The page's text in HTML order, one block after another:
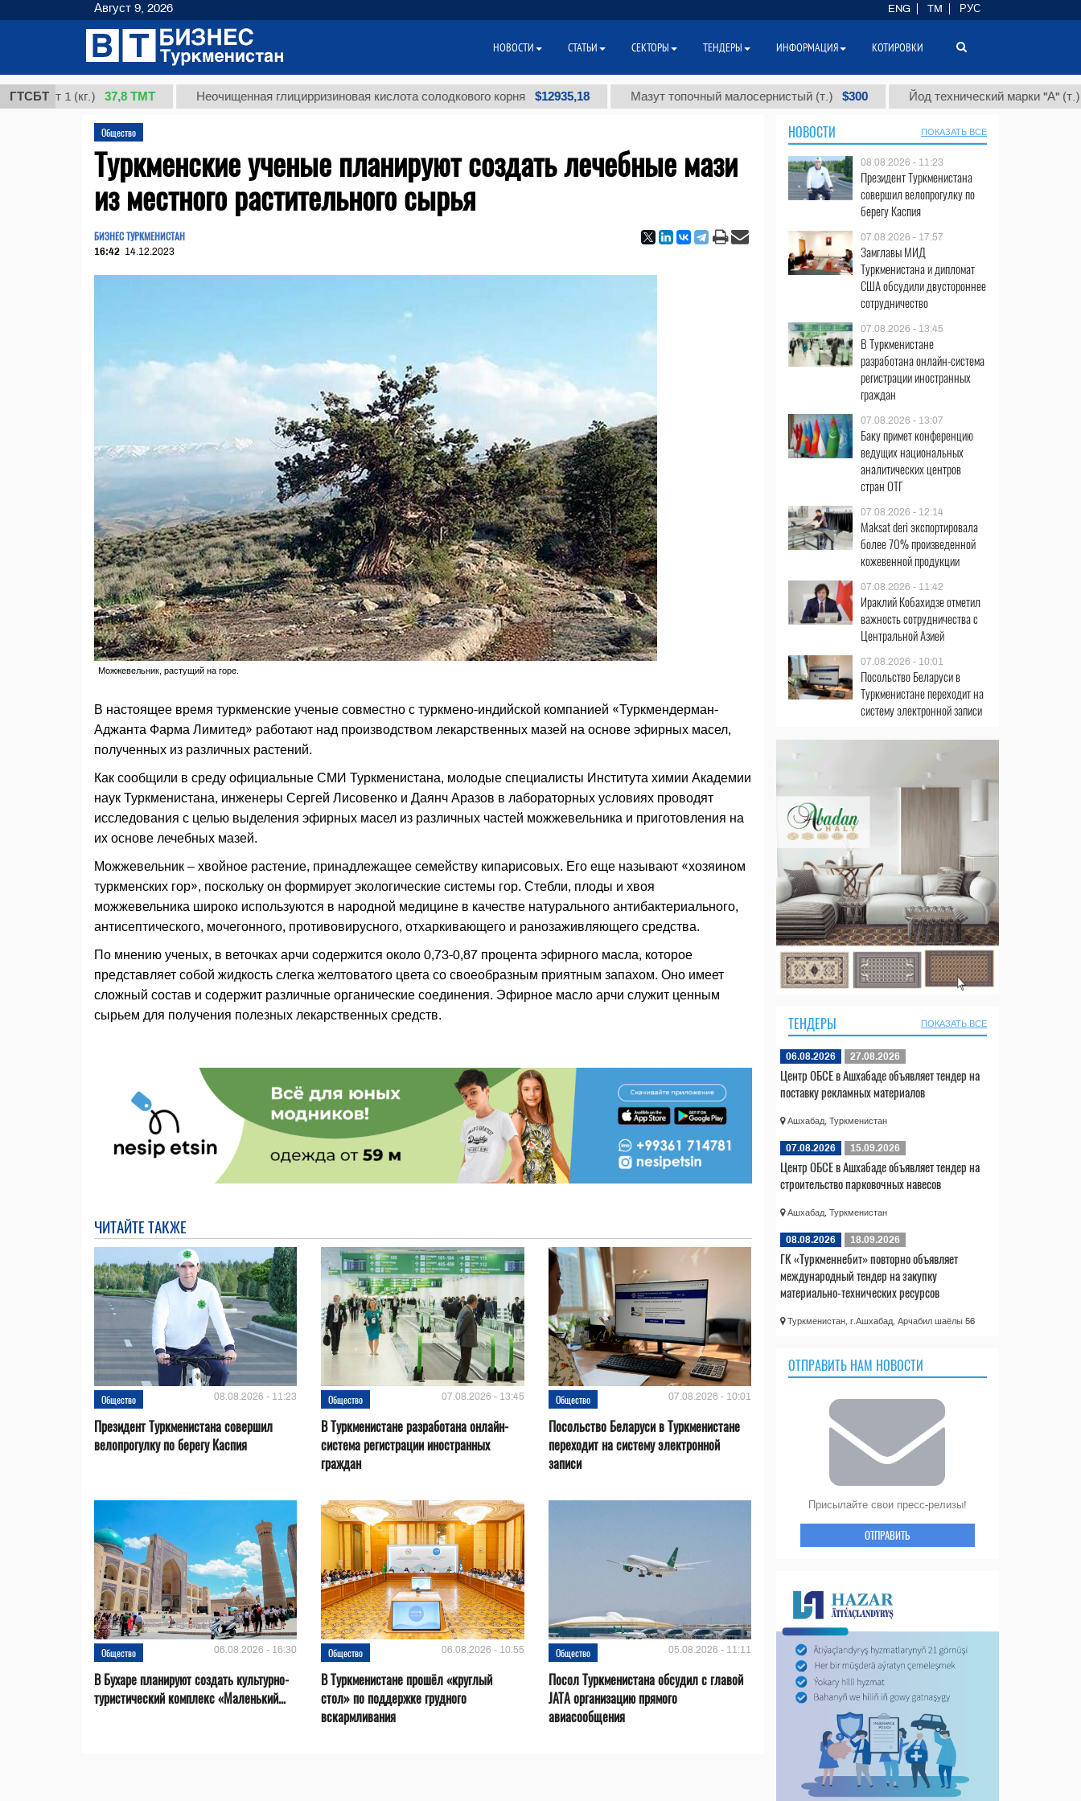
ГТСБТ
1 (кг.) 37,8 ТМТ Неочищенная глицирризиновая кислота солодкового корня $12935,18 Мазут топочный малосернистый (т.) $300 Йод технический марки "А" (т.) $86
Общество
Туркменские ученые планируют создать лечебные мази
из местного растительного сырья
БИЗНЕС ТУРКМЕНИСТАН
16:42 14.12.2023
Можжевельник, растущий на горе.
В настоящее время туркменские ученые совместно с туркмено-индийской компанией «Туркмендерман-
Аджанта Фарма Лимитед» работают над производством лекарственных мазей на основе эфирных масел,
полученных из различных растений.
Как сообщили в среду официальные СМИ Туркменистана, молодые специалисты Института химии Академии
наук Туркменистана, инженеры Сергей Лисовенко и Даянч Аразов в лабораторных условиях проводят
исследования с целью выделения эфирных масел из различных частей можжевельника и приготовления на
их основе лечебных мазей.
Можжевельник – хвойное растение, принадлежащее семейству кипарисовых. Его еще называют «хозяином
туркменских гор», поскольку он формирует экологические системы гор. Стебли, плоды и хвоя
можжевельника широко используются в народной медицине в качестве натурального антибактериального,
антисептического, мочегонного, противовирусного, отхаркивающего и ранозаживляющего средства.
По мнению ученых, в веточках арчи содержится около 0,73-0,87 процента эфирного масла, которое
представляет собой жидкость слегка желтоватого цвета со своеобразным приятным запахом. Оно имеет
сложный состав и содержит различные органические соединения. Эфирное масло арчи служит ценным
сырьем для получения полезных лекарственных средств.
ЧИТАЙТЕ ТАКЖЕ
Общество 08.08.2026 - 11:23
Президент Туркменистана совершил
велопрогулку по берегу Каспия
Общество 07.08.2026 - 13:45
В Туркменистане разработана онлайн-
система регистрации иностранных
граждан
Общество 07.08.2026 - 10:01
Посольство Беларуси в Туркменистане
переходит на систему электронной
записи
Общество 06.08.2026 - 16:30
В Бухаре планируют создать культурно-
туристический комплекс «Маленький...
Общество 06.08.2026 - 10:55
В Туркменистане прошёл «круглый
стол» по поддержке грудного
вскармливания
Общество 05.08.2026 - 11:11
Посол Туркменистана обсудил с главой
JATA организацию прямого
авиасообщения
НОВОСТИ ПОКАЗАТЬ ВСЕ
08.08.2026 - 11:23
Президент Туркменистана
совершил велопрогулку по
берегу Каспия
07.08.2026 - 17:57
Замглавы МИД
Туркменистана и дипломат
США обсудили двустороннее
сотрудничество
07.08.2026 - 13:45
В Туркменистане
разработана онлайн-система
регистрации иностранных
граждан
07.08.2026 - 13:07
Баку примет конференцию
ведущих национальных
аналитических центров
стран ОТГ
07.08.2026 - 12:14
Maksat deri экспортировала
более 70% произведенной
кожевенной продукции
07.08.2026 - 11:42
Ираклий Кобахидзе отметил
важность сотрудничества с
Центральной Азией
07.08.2026 - 10:01
Посольство Беларуси в
Туркменистане переходит на
систему электронной записи
ТЕНДЕРЫ ПОКАЗАТЬ ВСЕ
06.08.2026 27.08.2026
Центр ОБСЕ в Ашхабаде объявляет тендер на
поставку рекламных материалов
Ашхабад, Туркменистан
07.08.2026 15.09.2026
Центр ОБСЕ в Ашхабаде объявляет тендер на
строительство парковочных навесов
Ашхабад, Туркменистан
08.08.2026 18.09.2026
ГК «Туркменнебит» повторно объявляет
международный тендер на закупку
материально-технических ресурсов
Туркменистан, г.Ашхабад, Арчабил шаёлы 56
ОТПРАВИТЬ НАМ НОВОСТИ
Присылайте свои пресс-релизы!
ОТПРАВИТЬ
Август 9, 2026 ENG TM РУС
НОВОСТИ СТАТЬИ СЕКТОРЫ ТЕНДЕРЫ ИНФОРМАЦИЯ КОТИРОВКИ